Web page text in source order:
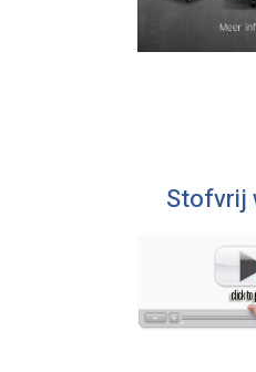
Stofvrij